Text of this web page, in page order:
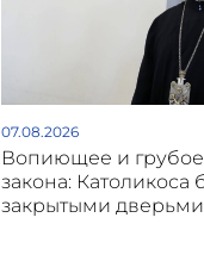
07.08.2026
Вопиющее и
закона: Католикоса
закрытыми дверьми